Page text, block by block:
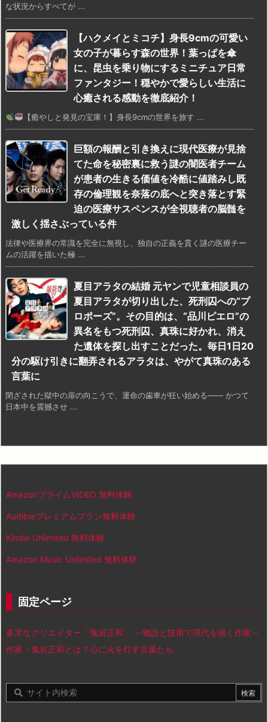
な状況からすべてが ...
【ハクメイとミコチ】身長9cmの可愛い
女の子が暮らす森の世界！葉っぱを傘
に、昆虫を乗り物にするミニチュア日常
ファンタジー！穏やかで愛らしい生活に
心癒される感動を徹底紹介！
【癒やしと発見の宝庫！】身長9cmの世界を旅す ...
巨額の報酬と引き換えに現代医療が見捨
てた命を秘密裏に救う謎の闇医者チーム
が患者の生きる価値を冷酷に値踏みし既
存の倫理観を奈落の底へと突き落とす緊
迫の医療サスペンスが全視聴者の脳髄を
激しく揺さぶっている件
法律や医療界の常識を完全に無視し、独自の正義を貫く謎の医療チー
ムの活躍を描いた極 ...
夏目アラタの結婚 元ヤンで児童相談員の
夏目アラタが切り出した、死刑囚への“プ
ロポーズ”。その目的は、“品川ピエロ”の
異名をもつ死刑囚、真珠に好かれ、消え
た遺体を探し出すことだった。毎日1日20
分の駆け引きに翻弄されるアラタは、やがて真珠のある
言葉に
閉ざされた獄中の扉の向こうで、運命の歯車が狂い始める―― かつて
日本中を震撼させ ...
AmazonプライムVIDEO 無料体験
Audibleプレミアムプラン無料体験
Kindle Unlimited 無料体験
Amazon Music Unlimited 無料体験
固定ページ
多才なクリエイター「鬼岩正和」 ～物語と技術で現代を描く作家～
作家・鬼岩正和とは？心に火を灯す言葉たち